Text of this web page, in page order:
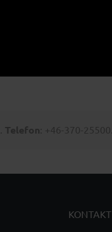
Telefon : +46-370-25500.
KONTAKT